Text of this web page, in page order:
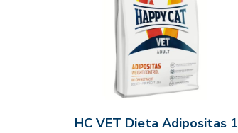
HC VET Dieta Adipositas 1